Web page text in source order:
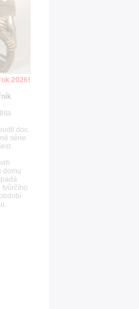
2026!
doc.
série
domu
tvůrčího